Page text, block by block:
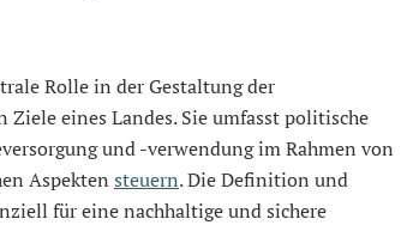
Rolle in der Gestaltung der
eines Landes. Sie umfasst politische
und -verwendung im Rahmen von
Aspekten steuern. Die Definition und
für eine nachhaltige und sichere